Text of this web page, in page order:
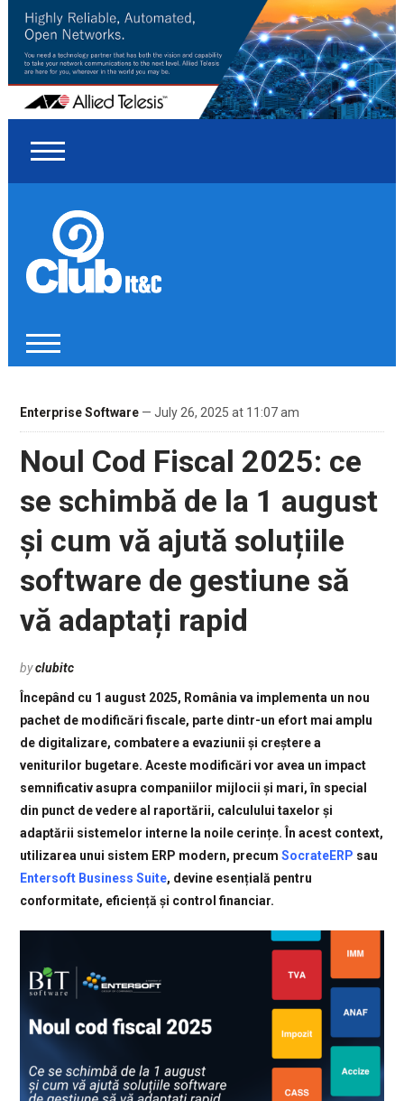
Enterprise Software— July 26, 2025 at 11:07 am
Noul Cod Fiscal 2025: ce
se schimbă de la 1 august
și cum vă ajută soluțiile
software de gestiune să
vă adaptați rapid
byclubitc
Începând cu 1 august 2025, România va implementa un nou
pachet de modificări fiscale, parte dintr-un efort mai amplu
de digitalizare, combatere a evaziunii și creștere a
veniturilor bugetare. Aceste modificări vor avea un impact
semnificativ asupra companiilor mijlocii și mari, în special
din punct de vedere al raportării, calculului taxelor și
adaptării sistemelor interne la noile cerințe. În acest context,
utilizarea unui sistem ERP modern, precum SocrateERP sau
Entersoft Business Suite, devine esențială pentru
conformitate, eficiență și control financiar.